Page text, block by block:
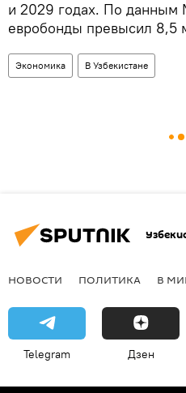
и 2029 годах. По данным
евробонды превысил 8,5
Экономика В Узбекистане
НОВОСТИ ПОЛИТИКА В
Telegram Дзен